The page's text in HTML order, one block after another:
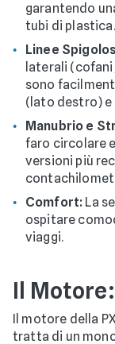
garantendo
tubi di plastica.
Linee
laterali
sono
(lato destro)
Manubrio e
faro circolare
versioni più
Comfort: La
ospitare
viaggi.
Il
Il motore della
tratta di un